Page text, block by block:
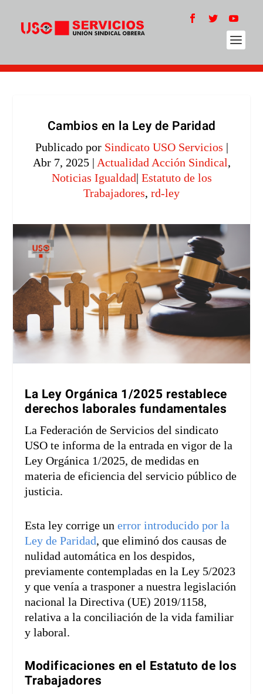
Cambios en la Ley de Paridad
Publicado por Sindicato USO Servicios |
Abr 7, 2025| Actualidad Acción Sindical,
Noticias Igualdad| Estatuto de los
Trabajadores, rd-ley
La Ley Orgánica 1/2025 restablece
derechos laborales fundamentales
La Federación de Servicios del sindicato
USO te informa de la entrada en vigor de la
Ley Orgánica 1/2025, de medidas en
materia de eficiencia del servicio público de
justicia.
Esta ley corrige unerror introducido por la
Ley de Paridad, que eliminó dos causas de
nulidad automática en los despidos,
previamente contempladas en la Ley 5/2023
y que venía a trasponer a nuestra legislación
nacional la Directiva (UE) 2019/1158,
relativa a la conciliación de la vida familiar
y laboral.
Modificaciones en el Estatuto de los
Trabajadores